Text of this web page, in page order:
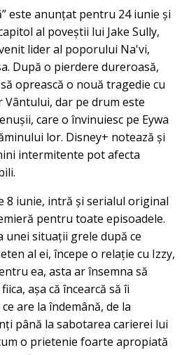
este anunțat pentru 24 iunie și
al poveștii lui Jake Sully,
lider al poporului Na'vi,
După o pierdere dureroasă,
oprească o nouă tragedie cu
dar pe drum este
care o învinuiesc pe Eywa
lor. Disney+ notează și
intermitente pot afecta
8 iunie, intră și serialul original
pentru toate episoadele.
unei situații grele după ce
al ei, începe o relație cu Izzy,
ea, asta ar însemna să
așa că încearcă să îi
are la îndemână, de la
până la sabotarea carierei lui
o prietenie foarte apropiată